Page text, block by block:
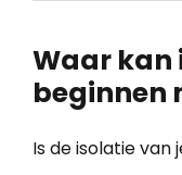
Waar kan
beginnen
Is de isolatie van